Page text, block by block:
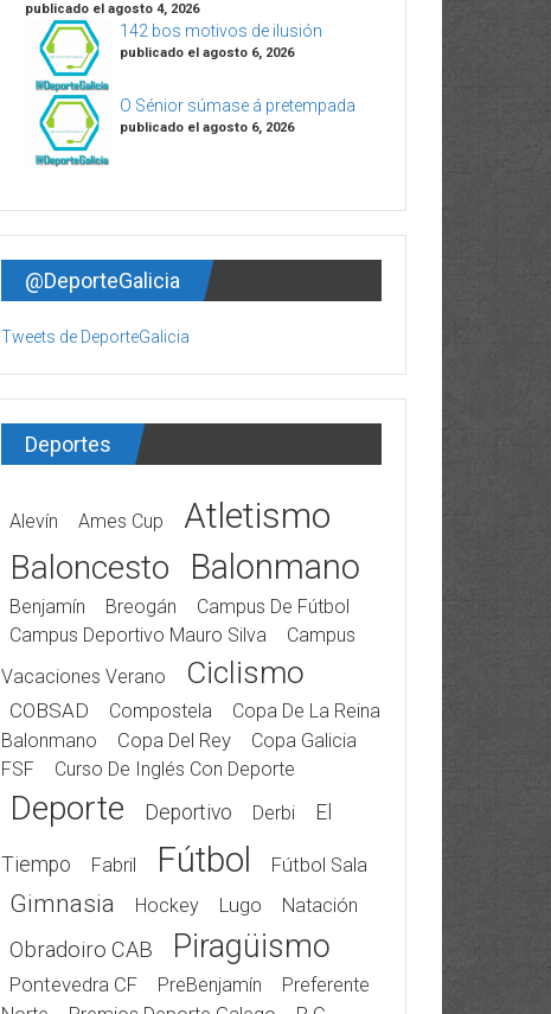
publicado el agosto 4, 2026
142 bos motivos de ilusión
publicado el agosto 6, 2026
O Sénior súmase á pretempada
publicado el agosto 6, 2026
@DeporteGalicia
Tweets de DeporteGalicia
Deportes
Alevín Ames Cup Atletismo
Baloncesto Balonmano
Benjamín Breogán
Campus De Fútbol
Campus Deportivo Mauro Silva
Campus
Vacaciones Verano
Ciclismo
COBSAD Compostela
Copa De La Reina
Balonmano
Copa Del Rey
Copa Galicia
FSF
Curso De Inglés Con Deporte
Deporte Deportivo Derbi El
Tiempo Fabril Fútbol Fútbol Sala
Gimnasia Hockey Lugo Natación
Obradoiro CAB Piragüismo
Pontevedra CF PreBenjamín
Preferente